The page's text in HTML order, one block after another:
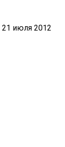
21 июля 2012